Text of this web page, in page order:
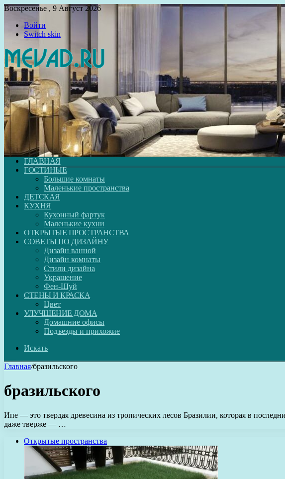
Воскресенье , 9 Август 2026
Войти
Switch skin
ГЛАВНАЯ
ГОСТИНЫЕ
Большие комнаты
Маленькие пространства
ДЕТСКАЯ
КУХНЯ
Кухонный фартук
Маленькие кухни
ОТКРЫТЫЕ ПРОСТРАНСТВА
СОВЕТЫ ПО ДИЗАЙНУ
Дизайн ванной
Дизайн комнаты
Стили дизайна
Украшение
Фен-Шуй
СТЕНЫ И КРАСКА
Цвет
УЛУЧШЕНИЕ ДОМА
Домашние офисы
Подъезды и прихожие
Искать
Главная/бразильского
бразильского
Ипе — это твердая древесина из тропических лесов Бразилии, которая в
даже тверже — …
Открытые пространства